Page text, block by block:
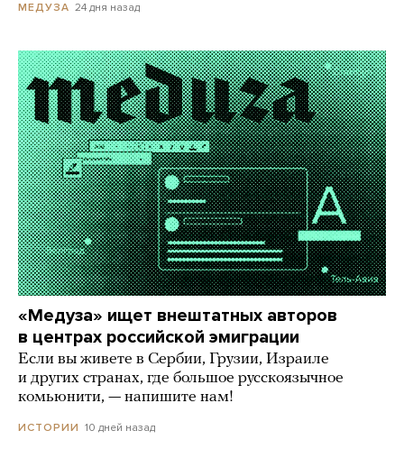
МЕДУЗА 24 дня назад
«Медуза» ищет внештатных авторов
в центрах российской эмиграции
Если вы живете в Сербии, Грузии, Израиле
и других странах, где большое русскоязычное
комьюнити, — напишите нам!
ИСТОРИИ 10 дней назад